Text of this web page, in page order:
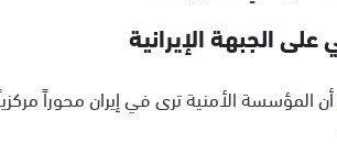
على الجبهة الإيرانية
أن المؤسسة الأمنية ترى في إيران محوراً